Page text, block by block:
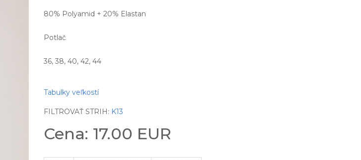
80% Polyamid + 20% Elastan
Potlač
36, 38, 40, 42, 44
Tabulky veľkostí
FILTROVAŤ STRIH: K13
Cena: 17.00 EUR